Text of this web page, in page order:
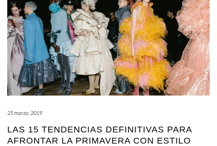
25 marzo, 2019
LAS 15 TENDENCIAS DEFINITIVAS PARA
AFRONTAR LA PRIMAVERA CON ESTILO